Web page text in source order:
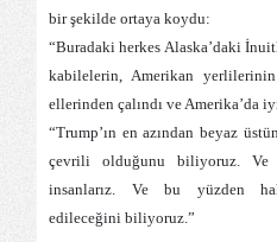
bir şekilde ortaya koydu:
“Buradaki herkes Alaska’daki
kabilelerin, Amerikan
ellerinden çalındı ve Amerika’da
“Trump’ın en azından beyaz
çevrili olduğunu biliyoruz.
insanlarız. Ve bu yüzden
edileceğini biliyoruz.”